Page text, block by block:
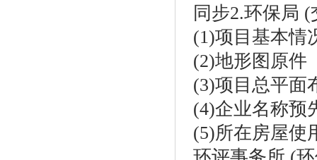
同步2.环保局
(1)项目基本情
(2)地形图原件
(3)项目总平
(4)企业名称
(5)所在房屋